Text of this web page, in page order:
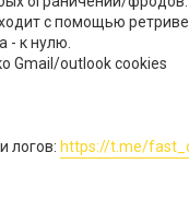
с помощью
- к нулю.
Gmail/outlook cookies​
логов: https://t.me/